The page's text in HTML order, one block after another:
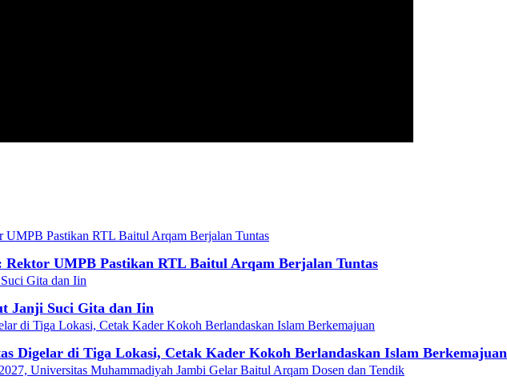
UMPB Pastikan RTL Baitul Arqam Berjalan Tuntas
Janji Suci Gita dan Iin
Digelar di Tiga Lokasi, Cetak Kader Kokoh Berlandaskan Islam Berkemajuan